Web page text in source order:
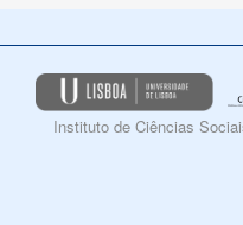
Instituto de Ciências